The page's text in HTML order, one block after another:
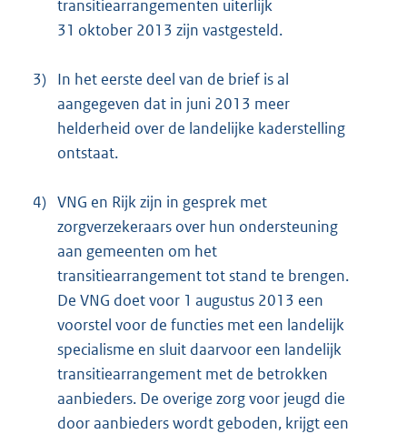
transitiearrangementen uiterlijk
31 oktober 2013 zijn vastgesteld.
3) In het eerste deel van de brief is al
aangegeven dat in juni 2013 meer
helderheid over de landelijke kaderstelling
ontstaat.
4) VNG en Rijk zijn in gesprek met
zorgverzekeraars over hun ondersteuning
aan gemeenten om het
transitiearrangement tot stand te brengen.
De VNG doet voor 1 augustus 2013 een
voorstel voor de functies met een landelijk
specialisme en sluit daarvoor een landelijk
transitiearrangement met de betrokken
aanbieders. De overige zorg voor jeugd die
door aanbieders wordt geboden, krijgt een